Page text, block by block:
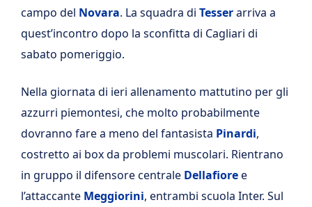
campo del Novara. La squadra di Tesserarriva a
quest’incontro dopo la sconfitta di Cagliari di
sabato pomeriggio.
Nella giornata di ieri allenamento mattutino per gli
azzurri piemontesi, che molto probabilmente
dovranno fare a meno del fantasista Pinardi,
costretto ai box da problemi muscolari. Rientrano
in gruppo il difensore centrale Dellafioree
l’attaccante Meggiorini, entrambi scuola Inter. Sul